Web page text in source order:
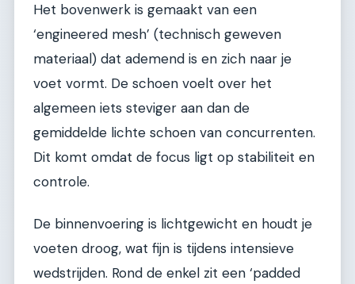
Het bovenwerk is gemaakt van een
‘engineered mesh’ (technisch geweven
materiaal) dat ademend is en zich naar je
voet vormt. De schoen voelt over het
algemeen iets steviger aan dan de
gemiddelde lichte schoen van concurrenten.
Dit komt omdat de focus ligt op stabiliteit en
controle.
De binnenvoering is lichtgewicht en houdt je
voeten droog, wat fijn is tijdens intensieve
wedstrijden. Rond de enkel zit een ‘padded